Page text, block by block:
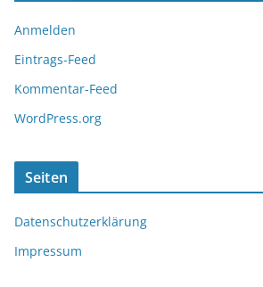
Anmelden
Eintrags-Feed
Kommentar-Feed
WordPress.org
Seiten
Datenschutzerklärung
Impressum